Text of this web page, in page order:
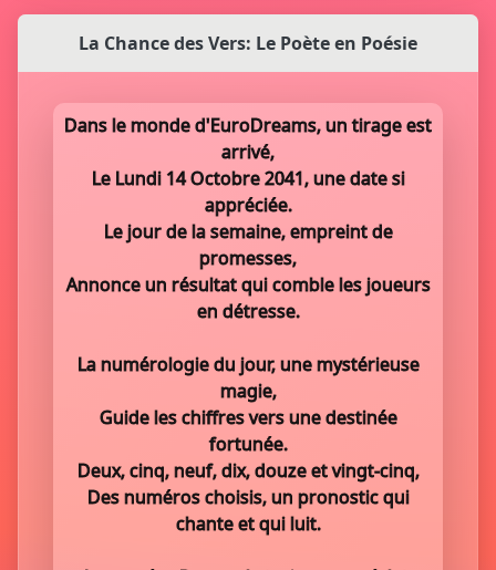
La Chance des Vers: Le Poète en Poésie
Dans le monde d'EuroDreams, un tirage est
arrivé,
Le Lundi 14 Octobre 2041, une date si
appréciée.
Le jour de la semaine, empreint de
promesses,
Annonce un résultat qui comble les joueurs
en détresse.
La numérologie du jour, une mystérieuse
magie,
Guide les chiffres vers une destinée
fortunée.
Deux, cinq, neuf, dix, douze et vingt-cinq,
Des numéros choisis, un pronostic qui
chante et qui luit.